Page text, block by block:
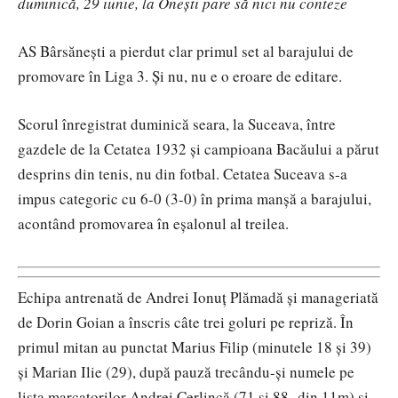
AS Bârsănești a pierdut clar primul set al barajului de
promovare în Liga 3. Și nu, nu e o eroare de editare.
Scorul înregistrat duminică seara, la Suceava, între
gazdele de la Cetatea 1932 și campioana Bacăului a părut
desprins din tenis, nu din fotbal. Cetatea Suceava s-a
impus categoric cu 6-0 (3-0) în prima manșă a barajului,
acontând promovarea în eșalonul al treilea.
Echipa antrenată de Andrei Ionuț Plămadă și manageriată
de Dorin Goian a înscris câte trei goluri pe repriză. În
primul mitan au punctat Marius Filip (minutele 18 și 39)
și Marian Ilie (29), după pauză trecându-și numele pe